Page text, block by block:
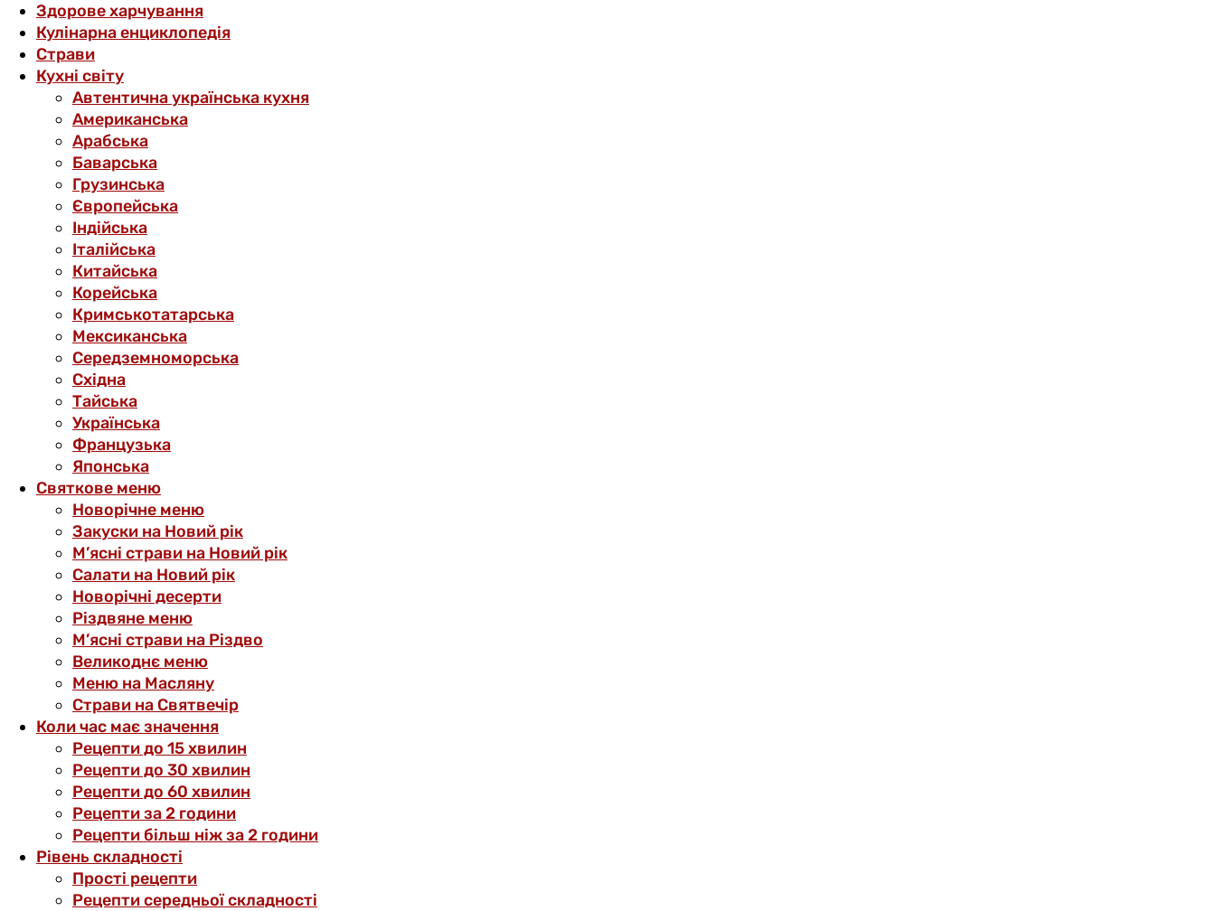
Здорове харчування
Кулінарна енциклопедія
Страви
Кухні світу
Автентична українська кухня
Американська
Арабська
Баварська
Грузинська
Європейська
Індійська
Італійська
Китайська
Корейська
Кримськотатарська
Мексиканська
Середземноморська
Східна
Тайська
Українська
Французька
Японська
Святкове меню
Новорічне меню
Закуски на Новий рік
М’ясні страви на Новий рік
Салати на Новий рік
Новорічні десерти
Різдвяне меню
М’ясні страви на Різдво
Великоднє меню
Меню на Масляну
Страви на Святвечір
Коли час має значення
Рецепти до 15 хвилин
Рецепти до 30 хвилин
Рецепти до 60 хвилин
Рецепти за 2 години
Рецепти більш ніж за 2 години
Рівень складності
Прості рецепти
Рецепти середньої складності